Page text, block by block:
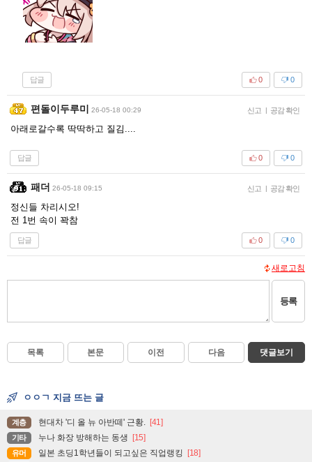
답글 0
0
편돌이두루미 26-05-18 00:29 신고 | 공감 확인
아래로갈수록 딱딱하고 질김....
답글 0
0
패더 26-05-18 09:15 신고 | 공감 확인
정신들 차리시오!
전 1번 속이 꽉참
답글 0
0
새로고침
등록
목록 본문 이전 다음 댓글보기
ㅇㅇㄱ 지금 뜨는 글
계층 현대차 '디 올 뉴 아반떼' 근황. [41]
기타 누나 화장 방해하는 동생 [15]
유머 일본 초딩1학년들이 되고싶은 직업랭킹 [18]